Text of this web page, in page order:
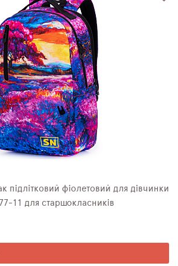
підлітковий фіолетовий для дівчинки
77-11 для старшокласників